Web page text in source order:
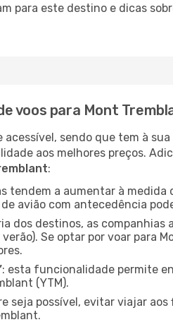
para este destino e dicas
voos para Mont
acessível, sendo que tem à
aos melhores preços.
:
tendem a aumentar à
avião com antecedência
dos destinos, as
Se optar por voar para
: esta funcionalidade permite
(YTM).
seja possível, evitar viajar